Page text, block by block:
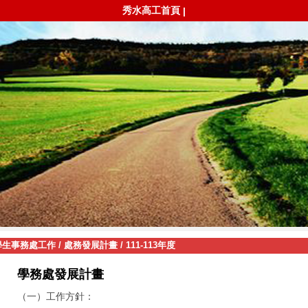
秀水高工首頁 |
生事務處工作/ 處務發展計畫/ 111-113年度
學務處發展計畫
（一）工作方針：